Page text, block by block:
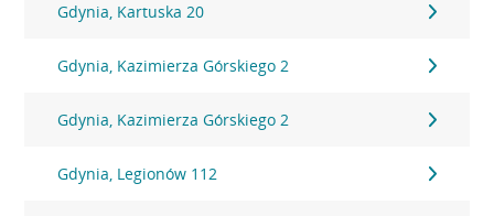
Gdynia, Kartuska 20
Gdynia, Kazimierza Górskiego 2
Gdynia, Kazimierza Górskiego 2
Gdynia, Legionów 112